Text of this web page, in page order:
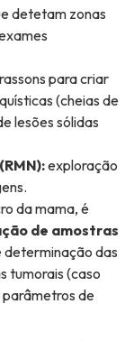
detetam zonas
para criar
(cheias de
lesões sólidas
exploração
da mama, é
de amostras
determinação das
tumorais (caso
parâmetros de